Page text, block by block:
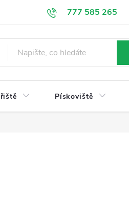
777 585 265
Doprava a platba Obchodní podmínky
Pískoviště